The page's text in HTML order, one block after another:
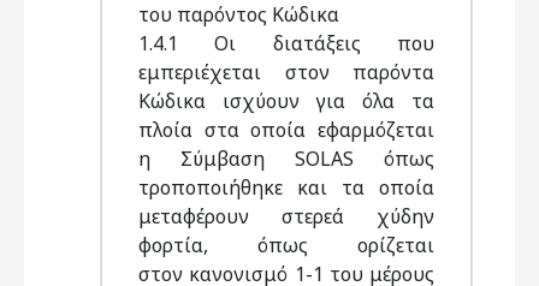
του παρόντος Κώδικα
1.4.1 Οι διατάξεις που
εμπεριέχεται στον παρόντα
Κώδικα ισχύουν για όλα τα
πλοία στα οποία εφαρμόζεται
η Σύμβαση SOLAS όπως
τροποποιήθηκε και τα οποία
μεταφέρουν στερεά χύδην
φορτία, όπως ορίζεται
στον κανονισμό 1-1 του μέρους